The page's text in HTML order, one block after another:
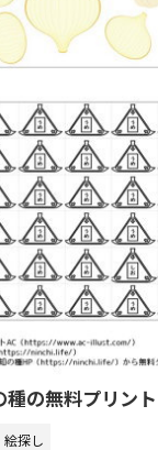
の無料プリント
絵探し